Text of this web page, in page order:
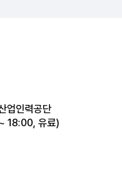
업인력공단
18:00, 유료)